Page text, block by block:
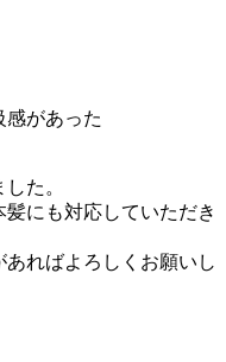
感があった
た。
にも対応していただき
ればよろしくお願いし